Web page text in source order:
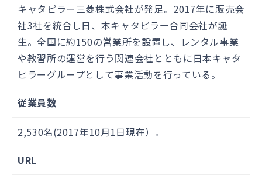
キャタピラー三菱株式会社が発足。2017年に販売会
社3社を統合し日、本キャタピラー合同会社が誕
生。全国に約150の営業所を設置し、レンタル事業
や教習所の運営を行う関連会社とともに日本キャタ
ピラーグループとして事業活動を行っている。
従業員数
2,530名(2017年10月1日現在）。
URL